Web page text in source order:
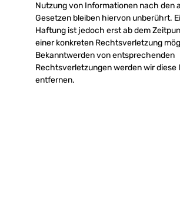
Nutzung von Informationen nach den
Gesetzen bleiben hiervon unberührt.
Haftung ist jedoch erst ab dem
einer konkreten Rechtsverletzung
Bekanntwerden von entsprechenden
Rechtsverletzungen werden wir diese
entfernen.